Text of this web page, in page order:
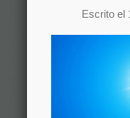
Escrito el